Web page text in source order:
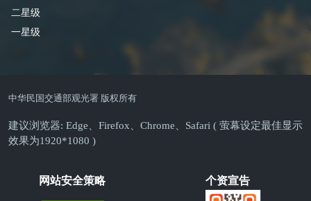
二星级
一星级
中华民国交通部观光署 版权所有
建议浏览器: Edge、Firefox、Chrome、Safari ( 萤幕设定最佳显示
效果为1920*1080 )
网站安全策略 个资宣告